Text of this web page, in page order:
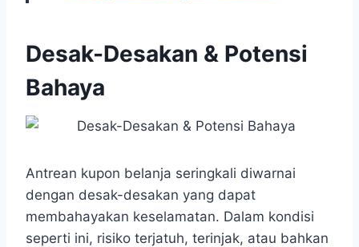
Desak-Desakan & Potensi
Bahaya
Antrean kupon belanja seringkali diwarnai
dengan desak-desakan yang dapat
membahayakan keselamatan. Dalam kondisi
seperti ini, risiko terjatuh, terinjak, atau bahkan